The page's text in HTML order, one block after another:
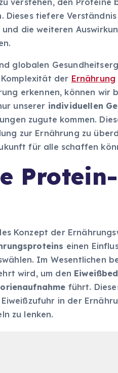
tiefere
die weiteren
globalen
der Ernährung
erkennen, können wir
unserer individuellen
zugute kommen.
zur Ernährung zu
für alle schaffen
Protein-
Konzept der
einen
Im Wesentlichen
wird, um den
führt.
in der
zu lenken.